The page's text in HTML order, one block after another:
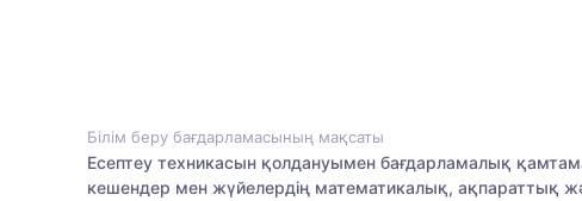
Білім беру бағдарламасының мақсаты
Есептеу техникасын қолдануымен бағдарламалық
кешендер мен жүйелердің математикалық, ақпараттық